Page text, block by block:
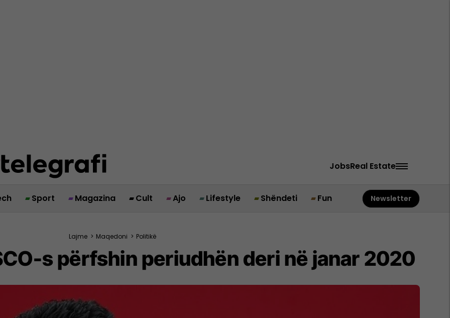
JobsReal Estate
Sport Magazina Cult Ajo Lifestyle Shëndeti Fun Newsletter
Lajme > Maqedoni > Politikë
s përfshin periudhën deri në janar 2020